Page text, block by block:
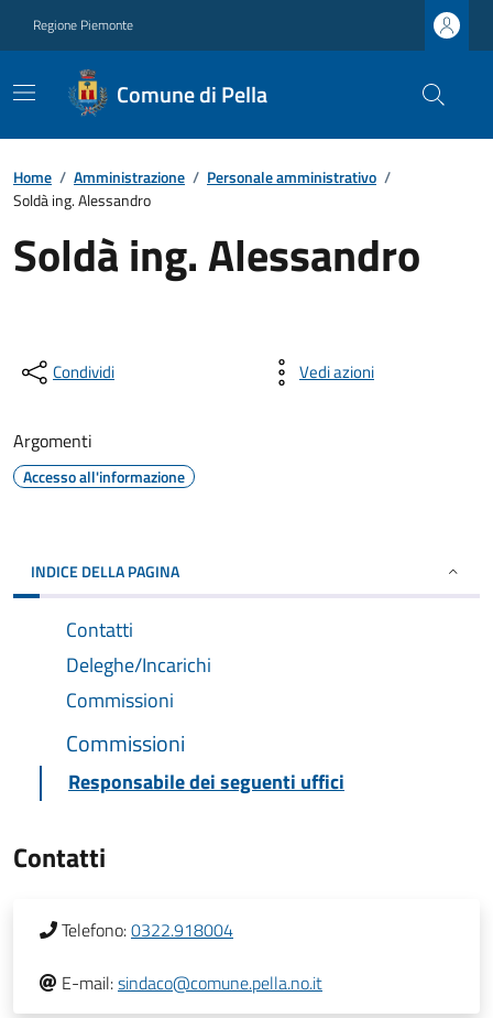
Regione Piemonte
Comune di Pella
Home / Amministrazione / Personale amministrativo /
Soldà ing. Alessandro
Soldà ing. Alessandro
Condividi Vedi azioni
Argomenti
Accesso all'informazione
INDICE DELLA PAGINA
Contatti
Deleghe/Incarichi
Commissioni
Commissioni
Responsabile dei seguenti uffici
Contatti
Telefono:0322.918004
E-mail:sindaco@comune.pella.no.it